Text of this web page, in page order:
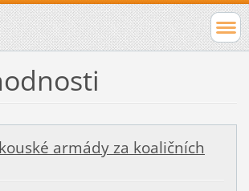
armády za koaličních